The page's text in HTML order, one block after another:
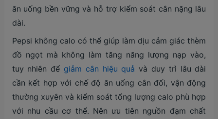
ăn uống bền vững và hỗ trợ kiểm soát cân nặng lâu
dài.
Pepsi không calo có thể giúp làm dịu cảm giác thèm
đồ ngọt mà không làm tăng năng lượng nạp vào,
tuy nhiên để giảm cân hiệu quả và duy trì lâu dài
cần kết hợp với chế độ ăn uống cân đối, vận động
thường xuyên và kiểm soát tổng lượng calo phù hợp
với nhu cầu cơ thể. Nên ưu tiên nguồn đạm chất